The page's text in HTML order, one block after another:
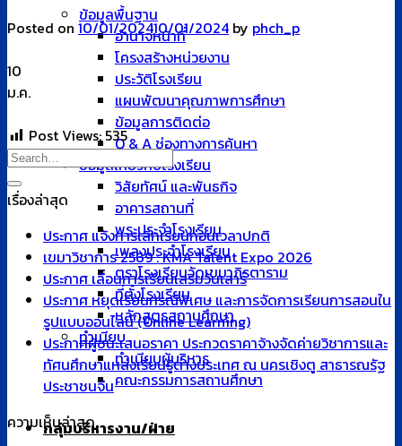
ข้อมูลพื้นฐาน
อำนาจหน้าที่
โครงสร้างหน่วยงาน
ประวัติโรงเรียน
แผนพัฒนาคุณภาพการศึกษา
ข้อมูลการติดต่อ
Q & A ช่องทางการค้นหา
ข้อมูลเกี่ยวกับโรงเรียน
วิสัยทัศน์ และพันธกิจ
อาคารสถานที่
พระประจำโรงเรียน
เพลงประจำโรงเรียน
ตราโรงเรียนวัดเขมาภิรตาราม
ที่ตั้งโรงเรียน
หลักสูตรสถานศึกษา
ทำเนียบ
ทำเนียบผู้บริหาร
คณะกรรมการสถานศึกษา
กลุ่มบริหารงาน/ฝ่าย
Posted on 10/01/202410/01/2024 by phch_p
10
ม.ค.
Post Views: 535
เรื่องล่าสุด
ประกาศ แจ้งการเลิกเรียนก่อนเวลาปกติ
เขมาวิชาการ 2569 : KMA Talent Expo 2026
ประกาศ เลื่อนการเรียนเสริมวันเสาร์
ประกาศ หยุดเรียนกรณีพิเศษ และการจัดการเรียนการสอนใน
รูปแบบออนไลน์ (Online Learning)
ประกาศผู้ชนะเสนอราคา ประกวดราคาจ้างจัดค่ายวิชาการและ
ทัศนศึกษาแหล่งเรียนรู้ต่างประเทศ ณ นครเชิงตู สาธารณรัฐ
ประชาชนจีน
ความเห็นล่าสุด